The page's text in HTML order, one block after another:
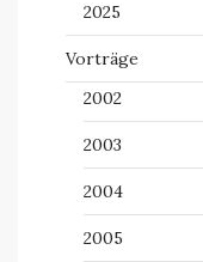
2025
Vorträge
2002
2003
2004
2005